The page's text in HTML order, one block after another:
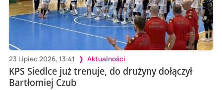
23 Lipiec 2026, 13:41 Aktualności
KPS Siedlce już trenuje, do drużyny dołączył
Bartłomiej Czub